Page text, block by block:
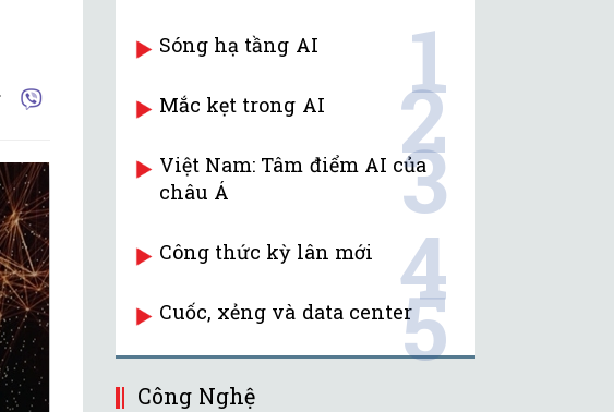
Sóng hạ tầng AI 1
Mắc kẹt trong AI 2
Việt Nam: Tâm điểm AI của
châu Á
3
Công thức kỳ lân mới 4
Cuốc, xẻng và data center5
Công Nghệ